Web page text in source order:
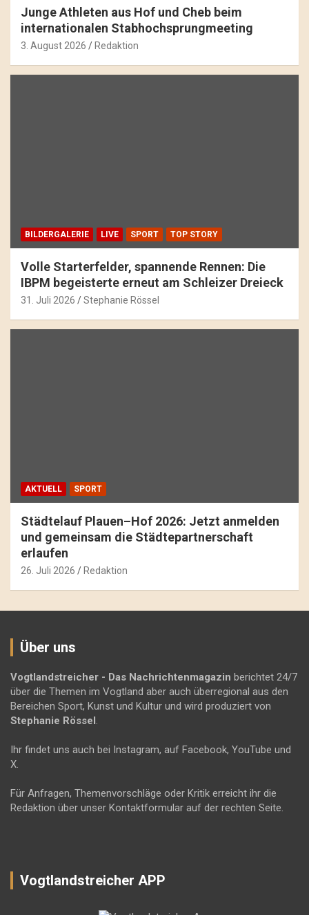
Junge Athleten aus Hof und Cheb beim
internationalen Stabhochsprungmeeting
3. August 2026 Redaktion
BILDERGALERIE LIVE SPORT TOP STORY
Volle Starterfelder, spannende Rennen: Die
IBPM begeisterte erneut am Schleizer Dreieck
31. Juli 2026 Stephanie Rössel
AKTUELL SPORT
Städtelauf Plauen–Hof 2026: Jetzt anmelden
und gemeinsam die Städtepartnerschaft
erlaufen
26. Juli 2026 Redaktion
Über uns
Vogtlandstreicher - Das Nachrichtenmagazin berichtet 24/7
über die Themen im Vogtland aber auch überregional aus den
Bereichen Sport, Kunst und Kultur und wird produziert von
Stephanie Rössel.
Ihr findet uns auch bei Instagram, auf Facebook, YouTube und
X.
Für Anfragen, Themenvorschläge oder Kritik erreicht ihr die
Redaktion über unser Kontaktformular auf der rechten Seite.
Vogtlandstreicher APP